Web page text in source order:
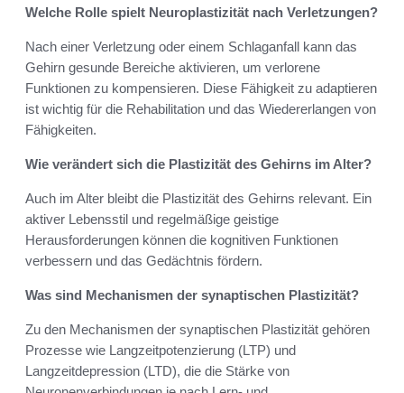
Welche Rolle spielt Neuroplastizität nach Verletzungen?
Nach einer Verletzung oder einem Schlaganfall kann das
Gehirn gesunde Bereiche aktivieren, um verlorene
Funktionen zu kompensieren. Diese Fähigkeit zu adaptieren
ist wichtig für die Rehabilitation und das Wiedererlangen von
Fähigkeiten.
Wie verändert sich die Plastizität des Gehirns im Alter?
Auch im Alter bleibt die Plastizität des Gehirns relevant. Ein
aktiver Lebensstil und regelmäßige geistige
Herausforderungen können die kognitiven Funktionen
verbessern und das Gedächtnis fördern.
Was sind Mechanismen der synaptischen Plastizität?
Zu den Mechanismen der synaptischen Plastizität gehören
Prozesse wie Langzeitpotenzierung (LTP) und
Langzeitdepression (LTD), die die Stärke von